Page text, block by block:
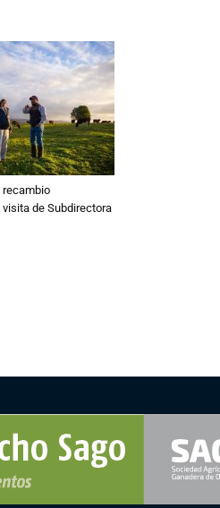
recambio
de Subdirectora